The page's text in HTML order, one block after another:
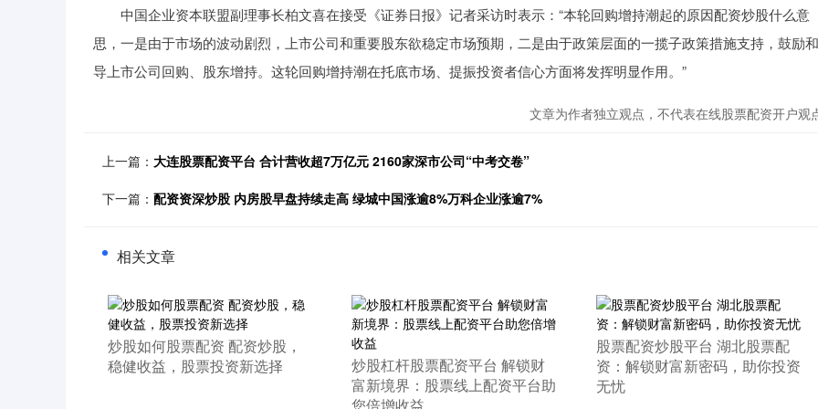
中国企业资本联盟副理事长柏文喜在接受《证券日报》记者采访时表示：“本轮回购增持潮起的原因配资炒股什么意
思，一是由于市场的波动剧烈，上市公司和重要股东欲稳定市场预期，二是由于政策层面的一揽子政策措施支持，鼓励
导上市公司回购、股东增持。这轮回购增持潮在托底市场、提振投资者信心方面将发挥明显作用。”
文章为作者独立观点，不代表在线股票配资开户观
上一篇： 大连股票配资平台 合计营收超7万亿元 2160家深市公司“中考交卷”
下一篇： 配资资深炒股 内房股早盘持续走高 绿城中国涨逾8%万科企业涨逾7%
相关文章
​炒股如何股票配资 配资炒股，
稳健收益，股票投资新选择
​炒股杠杆股票配资平台 解锁财
富新境界：股票线上配资平台助
​股票配资炒股平台 湖北股票配
资：解锁财富新密码，助你投资
无忧